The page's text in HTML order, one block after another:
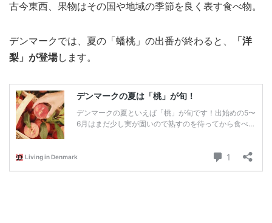
MEDIA– メディア掲載 TRAVEL – 旅行
EVERYDAY– 日常ブログ
ABOUT US- サイトについて
古今東西、果物はその国や地域の季節を良く表す食べ物。
デンマークでは、夏の「蟠桃」の出番が終わると、
「洋
梨」が登場します。